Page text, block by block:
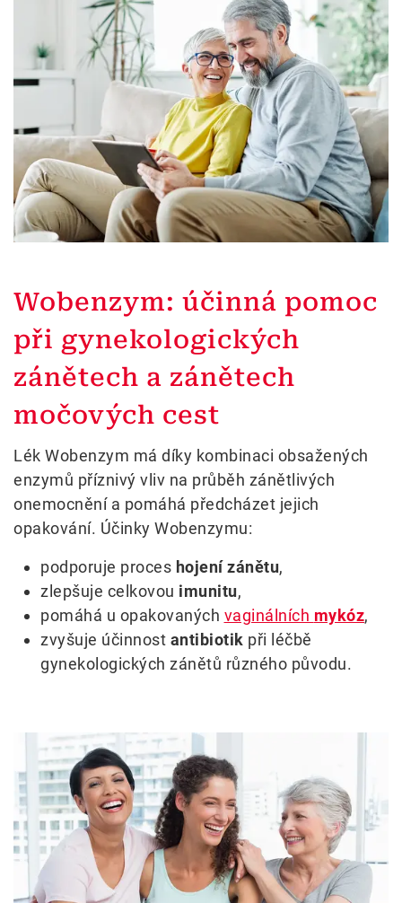
Wobenzym: účinná pomoc
při gynekologických
zánětech a zánětech
močových cest
Lék Wobenzym má díky kombinaci obsažených
enzymů příznivý vliv na průběh zánětlivých
onemocnění a pomáhá předcházet jejich
opakování. Účinky Wobenzymu:
podporuje proces hojení zánětu,
zlepšuje celkovou imunitu,
pomáhá u opakovaných vaginálních mykóz,
zvyšuje účinnost antibiotik při léčbě
gynekologických zánětů různého původu.